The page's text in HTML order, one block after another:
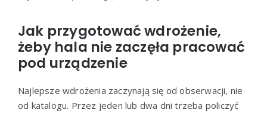
Jak przygotować wdrożenie,
żeby hala nie zaczęła pracować
pod urządzenie
Najlepsze wdrożenia zaczynają się od obserwacji, nie
od katalogu. Przez jeden lub dwa dni trzeba policzyć